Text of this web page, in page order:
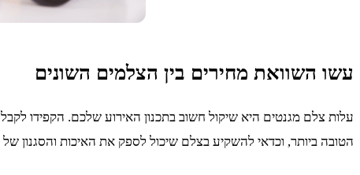
עשו השוואת מחירים בין הצלמים השונים
עלות צלם מגנטים היא שיקול חשוב בתכנון האירוע שלכם. הקפידו
הטובה ביותר, וכדאי להשקיע בצלם שיכול לספק את האיכות